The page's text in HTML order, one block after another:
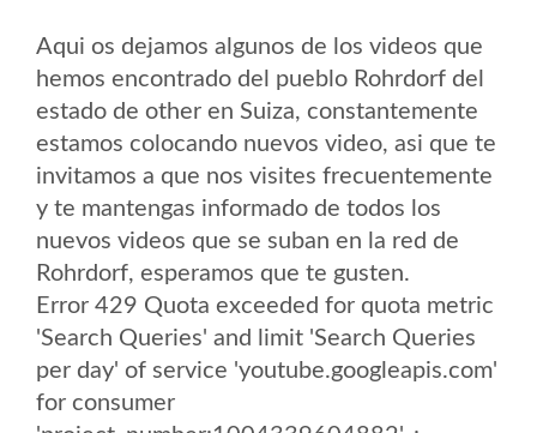
Aqui os dejamos algunos de los videos que
hemos encontrado del pueblo Rohrdorf del
estado de other en Suiza, constantemente
estamos colocando nuevos video, asi que te
invitamos a que nos visites frecuentemente
y te mantengas informado de todos los
nuevos videos que se suban en la red de
Rohrdorf, esperamos que te gusten.
Error 429 Quota exceeded for quota metric
'Search Queries' and limit 'Search Queries
per day' of service 'youtube.googleapis.com'
for consumer